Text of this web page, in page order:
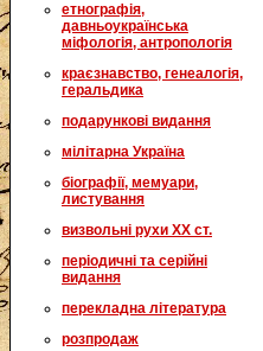
етнографія,
давньоукраїнська
міфологія, антропологія
краєзнавство, генеалогія,
геральдика
подарункові видання
мілітарна Україна
біографії, мемуари,
листування
визвольні рухи XX ст.
періодичні та серійні
видання
перекладна література
розпродаж